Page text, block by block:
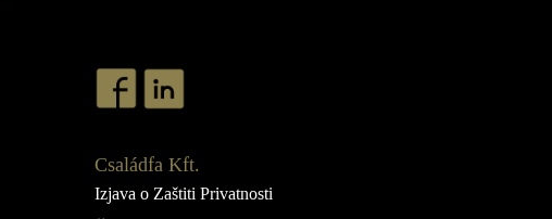
Családfa Kft.
Izjava o Zaštiti Privatnosti